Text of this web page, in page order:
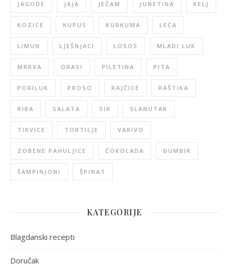
JAGODE JAJA JEČAM JUNETINA KELJ
KOZICE KUPUS KURKUMA LEĆA
LIMUN LJEŠNJACI LOSOS MLADI LUK
MRKVA ORASI PILETINA PITA
PORILUK PROSO RAJČICE RAŠTIKA
RIBA SALATA SIR SLANUTAK
TIKVICE TORTILJE VARIVO
ZOBENE PAHULJICE ČOKOLADA ĐUMBIR
ŠAMPINJONI ŠPINAT
KATEGORIJE
Blagdanski recepti
Doručak